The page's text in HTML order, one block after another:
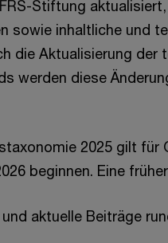
Stiftung
sowie inhaltliche und
die Aktualisierung der
werden diese
2025 gilt für
beginnen. Eine
aktuelle Beiträge